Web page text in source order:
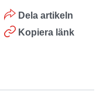
Dela artikeln
Kopiera länk